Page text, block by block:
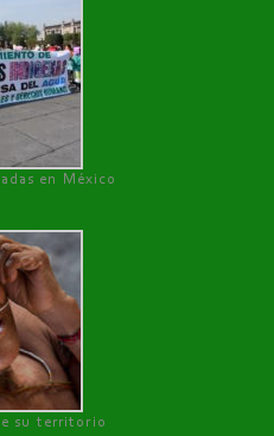
en México
su territorio